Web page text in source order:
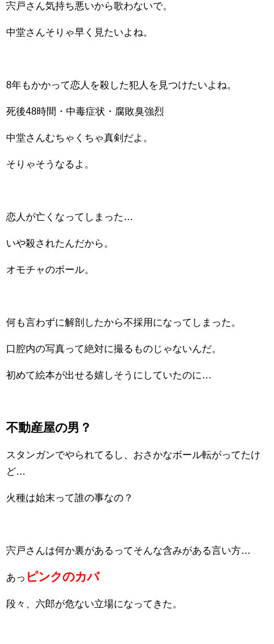
宍戸さん気持ち悪いから歌わないで。
中堂さんそりゃ早く見たいよね。
8年もかかって恋人を殺した犯人を見つけたいよね。
死後48時間・中毒症状・腐敗臭強烈
中堂さんむちゃくちゃ真剣だよ。
そりゃそうなるよ。
恋人が亡くなってしまった…
いや殺されたんだから。
オモチャのボール。
何も言わずに解剖したから不採用になってしまった。
口腔内の写真って絶対に撮るものじゃないんだ。
初めて絵本が出せる嬉しそうにしていたのに…
不動産屋の男？
スタンガンでやられてるし、おさかなボール転がってたけ
ど…
火種は始末って誰の事なの？
宍戸さんは何か裏があるってそんな含みがある言い方…
あっ ピンクのカバ
段々、六郎が危ない立場になってきた。